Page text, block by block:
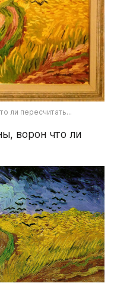
ли пересчитать...
ворон что ли